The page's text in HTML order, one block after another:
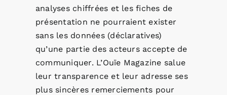
analyses chiffrées et les fiches de
présentation ne pourraient exister
sans les données (déclaratives)
qu’une partie des acteurs accepte de
communiquer. L’Ouïe Magazine salue
leur transparence et leur adresse ses
plus sincères remerciements pour